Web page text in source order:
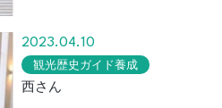
2023.04.10
観光歴史ガイド養成
西さん